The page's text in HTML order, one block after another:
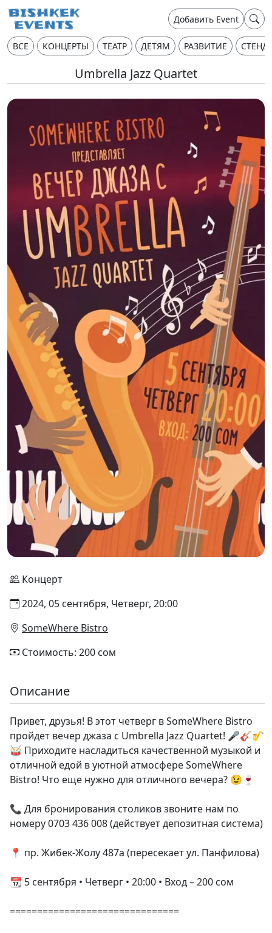
Добавить Event
ВСЕ КОНЦЕРТЫ ТЕАТР ДЕТЯМ РАЗВИТИЕ
Umbrella Jazz Quartet
Концерт
2024, 05 сентября, Четверг, 20:00
SomeWhere Bistro
Стоимость: 200 сом
Описание
Привет, друзья! В этот четверг в SomeWhere Bistro
пройдет вечер джаза с Umbrella Jazz Quartet! 🎤🎸🎷
🥁 Приходите насладиться качественной музыкой и
отличной едой в уютной атмосфере SomeWhere
Bistro! Что еще нужно для отличного вечера? 😉🍷
📞 Для бронирования столиков звоните нам по
номеру 0703 436 008 (действует депозитная система)
📍 пр. Жибек-Жолу 487а (пересекает ул. Панфилова)
📆 5 сентября • Четверг • 20:00 • Вход – 200 сом
===============================